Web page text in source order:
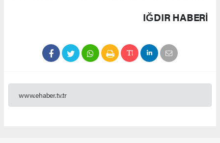
IĞDIR HABERİ
www.ehaber.tv.tr